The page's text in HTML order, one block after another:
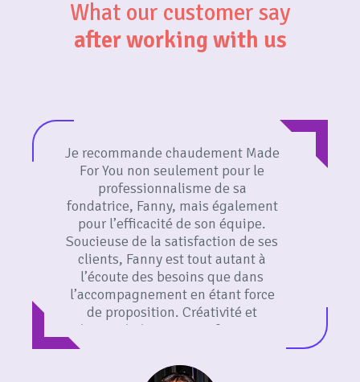
What our customer say
after working with us
Je recommande chaudement Made
For You non seulement pour le
professionnalisme de sa
fondatrice, Fanny, mais également
pour l’efficacité de son équipe.
Soucieuse de la satisfaction de ses
clients, Fanny est tout autant à
l’écoute des besoins que dans
l’accompagnement en étant force
de proposition. Créativité et
Réactivité résument parfaitement
la qualité de notre collaboration
depuis de nombreuses années.